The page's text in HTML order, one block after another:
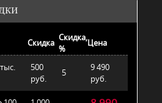
Скидка Скидка,
%
Цена
500
руб.
5
9 490
руб.